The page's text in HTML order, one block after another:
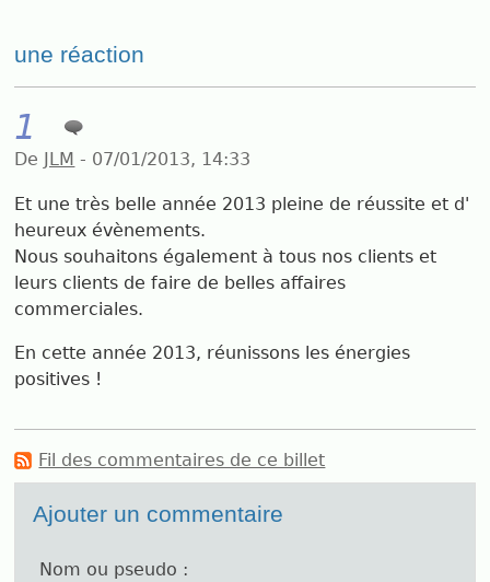
une réaction
1
De JLM - 07/01/2013, 14:33
Et une très belle année 2013 pleine de réussite et d'
heureux évènements.
Nous souhaitons également à tous nos clients et
leurs clients de faire de belles affaires
commerciales.
En cette année 2013, réunissons les énergies
positives !
Fil des commentaires de ce billet
Ajouter un commentaire
Nom ou pseudo :